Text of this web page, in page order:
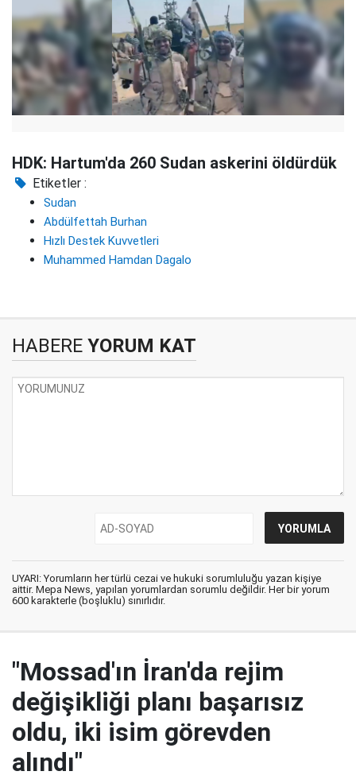
HDK: Hartum'da 260 Sudan askerini öldürdük
Etiketler :
Sudan
Abdülfettah Burhan
Hızlı Destek Kuvvetleri
Muhammed Hamdan Dagalo
HABERE YORUM KAT
UYARI: Yorumların her türlü cezai ve hukuki sorumluluğu yazan kişiye
aittir. Mepa News, yapılan yorumlardan sorumlu değildir. Her bir yorum
600 karakterle (boşluklu) sınırlıdır.
"Mossad'ın İran'da rejim
değişikliği planı başarısız
oldu, iki isim görevden
alındı"